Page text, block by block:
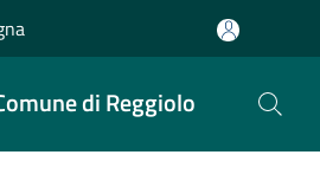
di Reggiolo